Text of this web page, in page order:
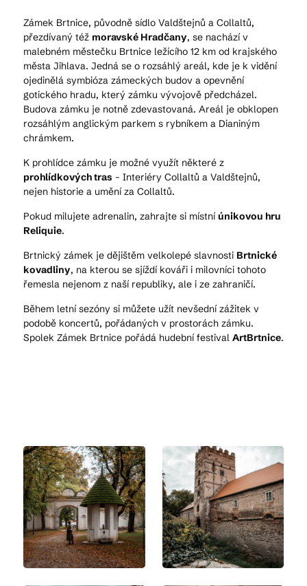
Zámek Brtnice, původně sídlo Valdštejnů a Collaltů,
přezdívaný též moravské Hradčany, se nachází v
malebném městečku Brtnice ležícího 12 km od krajského
města Jihlava. Jedná se o rozsáhlý areál, kde je k vidění
ojedinělá symbióza zámeckých budov a opevnění
gotického hradu, který zámku vývojově předcházel.
Budova zámku je notně zdevastovaná. Areál je obklopen
rozsáhlým anglickým parkem s rybníkem a Dianiným
chrámkem.
K prohlídce zámku je možné využít některé z
prohlídkových tras - Interiéry Collaltů a Valdštejnů,
nejen historie a umění za Collaltů.
Pokud milujete adrenalin, zahrajte si místníúnikovou hru
Reliquie.
Brtnický zámek je dějištěm velkolepé slavnosti Brtnické
kovadliny, na kterou se sjíždí kováři i milovníci tohoto
řemesla nejenom z naší republiky, ale i ze zahraničí.
Během letní sezóny si můžete užít nevšední zážitek v
podobě koncertů, pořádaných v prostorách zámku.
Spolek Zámek Brtnice pořádá hudební festival ArtBrtnice.